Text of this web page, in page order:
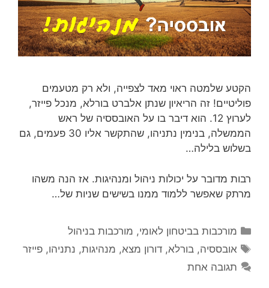
הקטע שלמטה ראוי מאד לצפייה, ולא רק מטעמים
פוליטיים! זה הריאיון שנתן אלברט בורלא, מנכל פייזר,
לערוץ 12. הוא דיבר בו על האובססיה של ראש
הממשלה, בנימין נתניהו, שהתקשר אליו 30 פעמים, גם
בשלוש בלילה…
רבות מדובר על יכולות ניהול ומנהיגות. אז הנה משהו
מרתק שאפשר ללמוד ממנו בשישים שניות של…
קטגוריות
מורכבות בביטחון לאומי, מורכבות בניהול
תגיות
אובססיה,בורלא,דורון מצא, מנהיגות, נתניהו,פייזר
תגובה אחת